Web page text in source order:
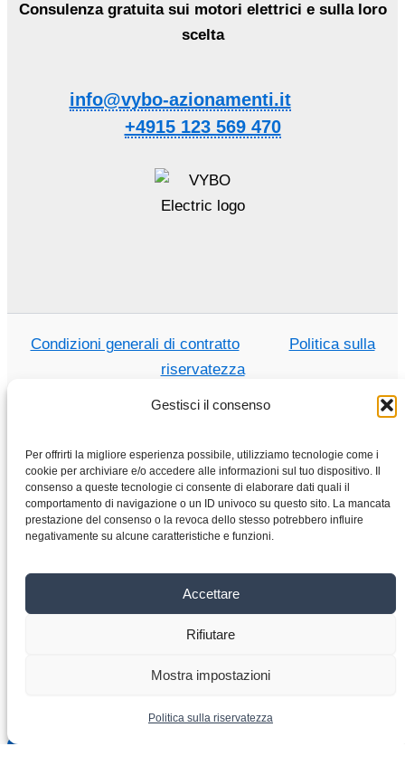
Gestisci il consenso
Per offrirti la migliore esperienza possibile, utilizziamo tecnologie come i
cookie per archiviare e/o accedere alle informazioni sul tuo dispositivo. Il
consenso a queste tecnologie ci consente di elaborare dati quali il
comportamento di navigazione o un ID univoco su questo sito. La mancata
prestazione del consenso o la revoca dello stesso potrebbero influire
negativamente su alcune caratteristiche e funzioni.
Accettare
Rifiutare
Mostra impostazioni
Politica sulla riservatezza
Consulenza gratuita sui motori elettrici e sulla loro
scelta
info@vybo-azionamenti.it
+4915 123 569 470
Condizioni generali di contratto
Politica sulla
riservatezza
Casa
Negozio
Motori elettrici
Convertitore di frequenza
Chi siamo
Contatto
Copyright © 2026 VYBO-AZIONAMENTI.IT